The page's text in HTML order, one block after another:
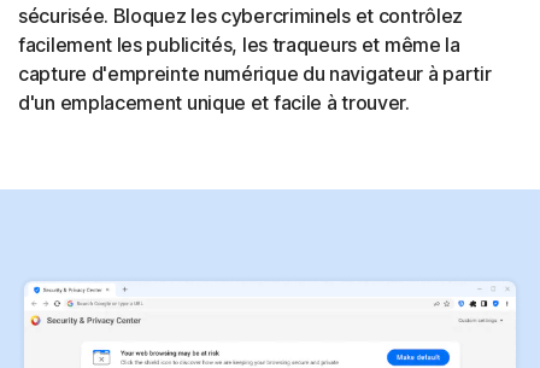
sécurisée. Bloquez les cybercriminels et contrôlez
facilement les publicités, les traqueurs et même la
capture d'empreinte numérique du navigateur à partir
d'un emplacement unique et facile à trouver.